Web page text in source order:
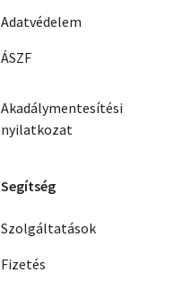
Adatvédelem
ÁSZF
Akadálymentesítési
nyilatkozat
Segítség
Szolgáltatások
Fizetés